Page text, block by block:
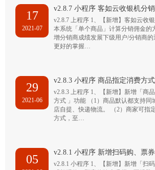
17
2021-07
v2.8.7 小程序 客如云收银机分
v2.8.7 上程序 1、【新增】客如云收
本系统「单个商品」计算分销佣金的
增分销商成绩发展下级用户/分销商
更好的掌握…
29
2021-06
v2.8.3 小程序 商品指定消费方
v2.8.3 上程序 1、【新增】新增「商
方式 」功能 （1）商品默认都支持同
店自提、快递物流。 （2）商家可指
方式，至…
05
v2.8.1 小程序 新增扫码购、票
v2.8.1 小程序 1、【新增】新增「扫码